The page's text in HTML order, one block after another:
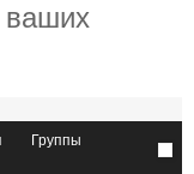
ваших
Группы